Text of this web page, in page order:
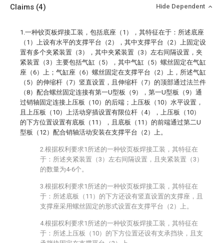
Claims (4) Hide Dependent
1.一种铰页板焊接工装，包括底座（1），其特征在于：所述底座
（1）上设有水平的支撑平台（2），其中支撑平台（2）上固定设
置有多个夹紧装置（3），其中夹紧装置（3）左右间隔设置，夹
紧装置（3）主要包括气缸（5），其中气缸（5）螺丝固定在气缸
座（6）上；气缸座（6）螺丝固定在支撑平台（2）上，所述气缸
（5）的伸缩杆（7）竖直设置，且伸缩杆（7）的顶部通过法兰件
（8）配合螺丝固定连接有第一U型板（9），第一U型板（9）通
过销轴固定连接上压板（10）的后端；上压板（10）水平设置，
且上压板（10）上活动穿插设置有限位杆（4），上压板（10）
的下方位置设置有底板（11），且底板（11）的前端通过第二U
型板（12）配合销轴活动安装在支撑平台（2）上。
2.根据权利要求1所述的一种铰页板焊接工装，其特征在
于：所述夹紧装置（3）左右间隔设置，且夹紧装置（3）
的数量为4-6个。
3.根据权利要求1所述的一种铰页板焊接工装，其特征在
于：所述底板（11）的下方还设有竖直设置的支撑座，且
支撑座采用螺丝固定的形式设置在支撑平台（2）上。
4.根据权利要求1所述的一种铰页板焊接工装，其特征在
于：所述上压板（10）的下方位置还设有支承挡块，且支